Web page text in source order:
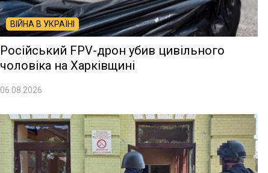
ВІЙНА В УКРАЇНІ
Російський FPV-дрон убив цивільного
чоловіка на Харківщині
06.08.2026